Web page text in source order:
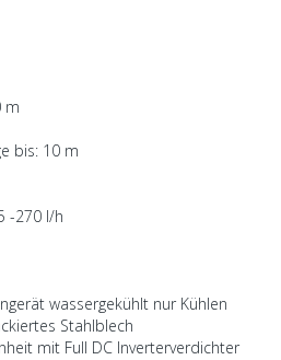
m
bis: 10 m
-270 l/h
wassergekühlt nur Kühlen
Stahlblech
mit Full DC Inverterverdichter